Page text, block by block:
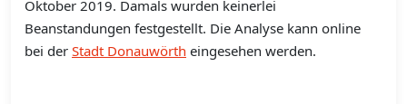
Oktober 2019. Damals wurden keinerlei
Beanstandungen festgestellt. Die Analyse kann online
bei der Stadt Donauwörth eingesehen werden.